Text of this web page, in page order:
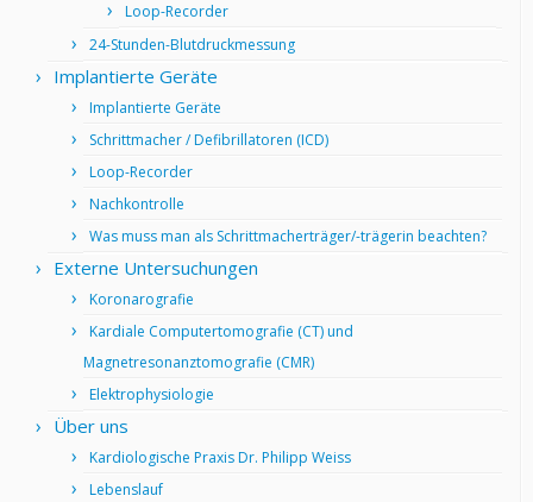
Loop-Recorder
24-Stunden-Blutdruckmessung
Implantierte Geräte
Implantierte Geräte
Schrittmacher / Defibrillatoren (ICD)
Loop-Recorder
Nachkontrolle
Was muss man als Schrittmacherträger/-trägerin beachten?
Externe Untersuchungen
Koronarografie
Kardiale Computertomografie (CT) und
Magnetresonanztomografie (CMR)
Elektrophysiologie
Über uns
Kardiologische Praxis Dr. Philipp Weiss
Lebenslauf